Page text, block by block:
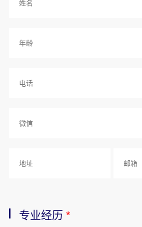
专业经历 *